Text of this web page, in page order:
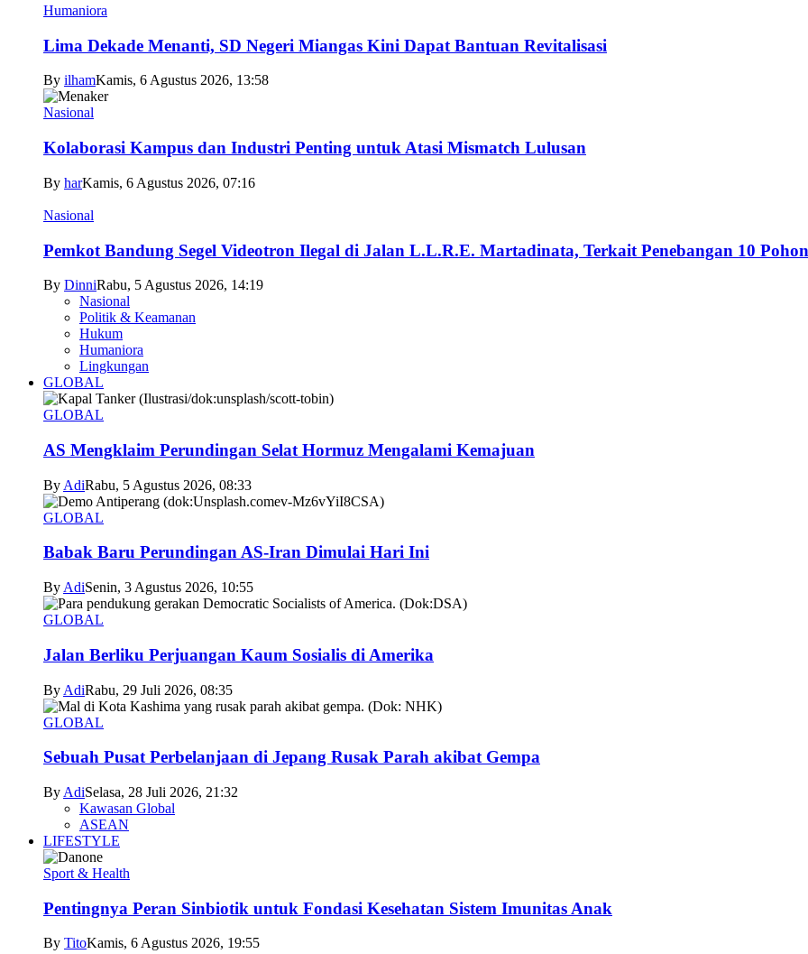
Humaniora
Lima Dekade Menanti, SD Negeri Miangas Kini Dapat Bantuan Revitalisasi
By ilhamKamis, 6 Agustus 2026, 13:58
Nasional
Kolaborasi Kampus dan Industri Penting untuk Atasi Mismatch Lulusan
By harKamis, 6 Agustus 2026, 07:16
Nasional
Pemkot Bandung Segel Videotron Ilegal di Jalan L.L.R.E. Martadinata, Terkait Penebangan 10 Pohon
By DinniRabu, 5 Agustus 2026, 14:19
Nasional
Politik & Keamanan
Hukum
Humaniora
Lingkungan
GLOBAL
GLOBAL
AS Mengklaim Perundingan Selat Hormuz Mengalami Kemajuan
By AdiRabu, 5 Agustus 2026, 08:33
GLOBAL
Babak Baru Perundingan AS-Iran Dimulai Hari Ini
By AdiSenin, 3 Agustus 2026, 10:55
GLOBAL
Jalan Berliku Perjuangan Kaum Sosialis di Amerika
By AdiRabu, 29 Juli 2026, 08:35
GLOBAL
Sebuah Pusat Perbelanjaan di Jepang Rusak Parah akibat Gempa
By AdiSelasa, 28 Juli 2026, 21:32
Kawasan Global
ASEAN
LIFESTYLE
Sport & Health
Pentingnya Peran Sinbiotik untuk Fondasi Kesehatan Sistem Imunitas Anak
By TitoKamis, 6 Agustus 2026, 19:55